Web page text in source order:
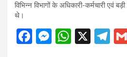
विभिन्न विभागों के अधिकारी-कर्मचारी एवं
थे।
F
M W X
T